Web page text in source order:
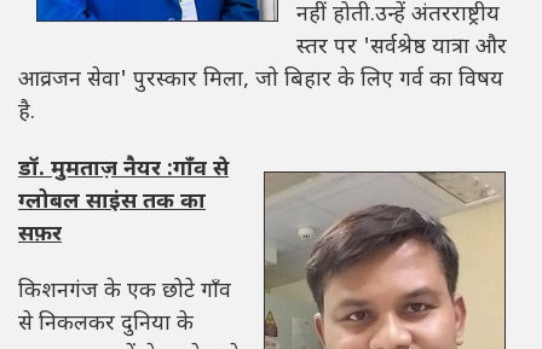
नहीं होती.उन्हें अंतरराष्ट्रीय
स्तर पर 'सर्वश्रेष्ठ यात्रा और
आव्रजन सेवा' पुरस्कार मिला, जो बिहार के लिए गर्व का विषय
है.
डॉ. मुमताज़ नैयर :गाँव से
ग्लोबल साइंस तक का
सफ़र
किशनगंज के एक छोटे गाँव
से निकलकर दुनिया के